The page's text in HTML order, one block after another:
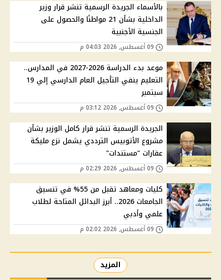
بالأسماء الجريدة الرسمية تنشر قرار وزير
الداخلية بشأن 21 مواطنًا والحصول على
الجنسية الأجنبية
موعد بدء الدراسة 2026-2027 في المدارس..
التعليم ينفي التأجيل العام الدارسي إلي 19
سبتمبر
الجريدة الرسمية تنشر قرار كامل الوزير بشأن
مشروع الأتوبيس الترددي يشمل نزع مليكة
عقارات "مستندات"
كليات ومعاهد تقبل من 55% في تنسيق
الجامعات 2026.. أبرز البدائل المتاحة لطلاب
علمي وأدبي
المزيد